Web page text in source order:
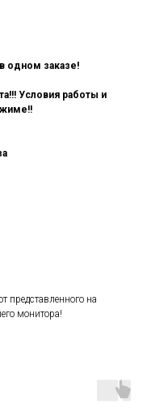
одном заказе!
Условия работы и
представленного на
монитора!